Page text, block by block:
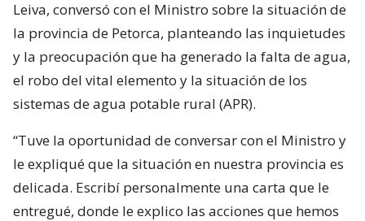
Leiva, conversó con el Ministro sobre la situación de
la provincia de Petorca, planteando las inquietudes
y la preocupación que ha generado la falta de agua,
el robo del vital elemento y la situación de los
sistemas de agua potable rural (APR).
“Tuve la oportunidad de conversar con el Ministro y
le expliqué que la situación en nuestra provincia es
delicada. Escribí personalmente una carta que le
entregué, donde le explico las acciones que hemos